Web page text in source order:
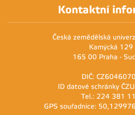
Kontaktní
Česká zemědělská
Kamýcká 129
165 00 Praha -
DIČ:
ID datové schránky
Tel.: 224 381
GPS souřadnice: